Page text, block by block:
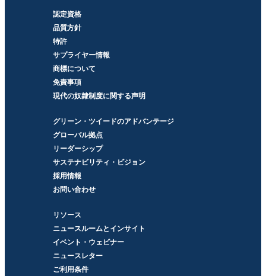
認定資格
品質方針
特許
サプライヤー情報
商標について
免責事項
現代の奴隷制度に関する声明
グリーン・ツイードのアドバンテージ
グローバル拠点
リーダーシップ
サステナビリティ・ビジョン
採用情報
お問い合わせ
リソース
ニュースルームとインサイト
イベント・ウェビナー
ニュースレター
ご利用条件